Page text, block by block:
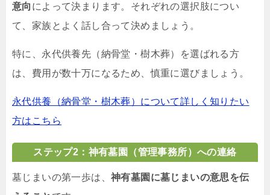
意向 によって決まります。それぞれの選択肢につい
て、家族とよく話し合って決めましょう。
特に、永代供養先（納骨堂・樹木葬）を選ばれる方
は、費用が数十万になるため、慎重に選びましょう。
永代供養（納骨堂・樹木葬）について詳しく知りたい
方はこちら
ステップ2：神有墓園（管理事務所）への連絡
墓じまいの第一歩は、 神有墓園に墓じまいの意思を伝